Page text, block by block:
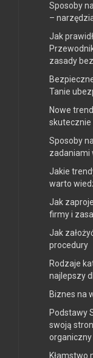
Sposoby
–
Jak
zasady
Tanie
Nowe
skutecznie
Sposoby
zadaniami
Jakie
warto
Jak
firmy i
Jak
procedury
Rodzaje
najlepszy
Biznes na
Podstawy
swoją
organiczny
Kłamstwo